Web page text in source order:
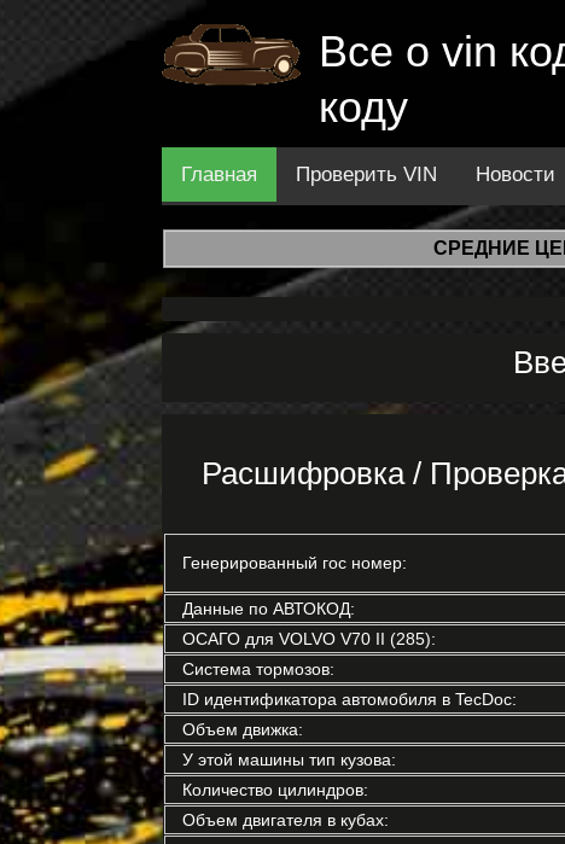
Все о vin
коду
Главная Проверить VIN Новости
СРЕДНИЕ
Расшифровка /
Генерированный гос номер:
Данные по АВТОКОД:
ОСАГО для VOLVO V70 II (285):
Система тормозов:
ID идентификатора автомобиля в TecDoc:
Объем движка:
У этой машины тип кузова:
Количество цилиндров:
Объем двигателя в кубах: